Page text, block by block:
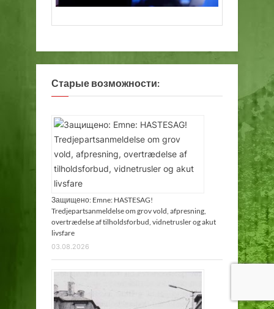
Старые возможности:
Защищено: Emne: HASTESAG!
Tredjepartsanmeldelse om grov vold, afpresning,
overtrædelse af tilholdsforbud, vidnetrusler og akut
livsfare
03.08.2026